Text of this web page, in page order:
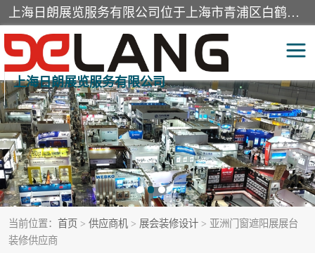
上海日朗展览服务有限公司位于上海市青浦区白鹤镇，营业范围有展览展示会务服务，室内装饰设计及施工，展示道具设计制作，舞台设计，图文设计，灯箱制作，园林绿化工程，广告装潢材料，建筑材料，办公用品，工艺礼品日用百货销售。
上海日朗展览服务有限公司
当前位置： 首页 > 供应商机 > 展会装修设计 > 亚洲门窗遮阳展展台
装修供应商
展台装修搭建 活动会议执行
展厅装修 专柜制作
展会装修设计 展会搭建
活动策划 展会服务